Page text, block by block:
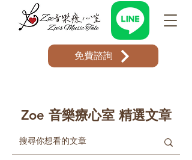
免費諮詢
Zoe 音樂療心室 精選文章